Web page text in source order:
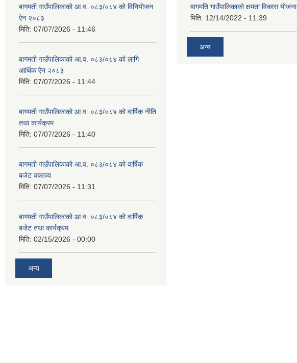
बागमती गाउँपालिकाको आ.व. ०८३/०८४ को विनियोजन
ऐन २०८३
मिति: 07/07/2026 - 11:46
बागमती गाउँपालिकाको आ.व. ०८३/०८४ को लागि
आर्थिक ऐन २०८३
मिति: 07/07/2026 - 11:44
बागमती गाउँपालिकाको आ.व. ०८३/०८४ को वार्षिक नीति
तथा कार्यक्रम
मिति: 07/07/2026 - 11:40
बागमती गाउँपालिकाको आ.व. ०८३/०८४ को वार्षिक
बजेट वक्तव्य
मिति: 07/07/2026 - 11:31
बागमती गाउँपालिकाको आ.व. ०८३/०८४ को वार्षिक
बजेट तथा कार्यक्रम
मिति: 02/15/2026 - 00:00
अन्य
बागमति गाउँपालिकाको क्षमता विकास योजना
मिति: 12/14/2022 - 11:39
अन्य